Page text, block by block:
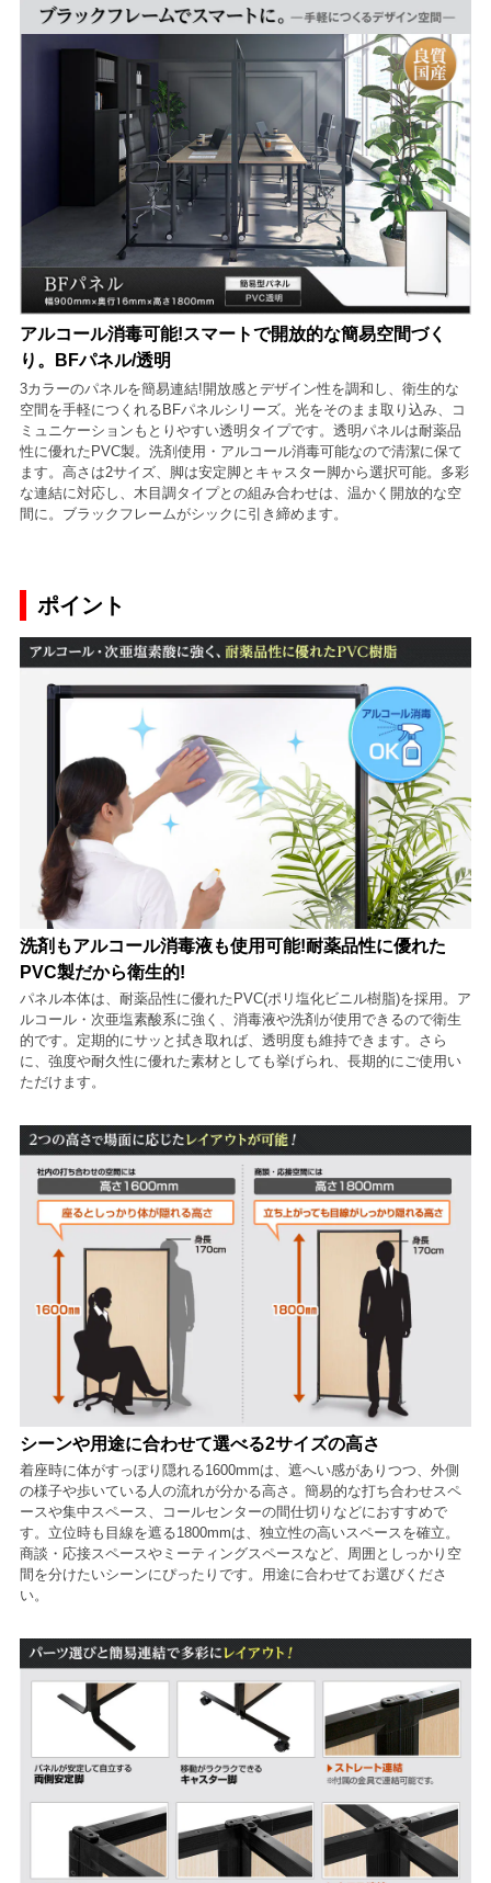
アルコール消毒可能!スマートで開放的な簡易空間づく
り。BFパネル/透明
3カラーのパネルを簡易連結!開放感とデザイン性を調和し、衛生的な
空間を手軽につくれるBFパネルシリーズ。光をそのまま取り込み、コ
ミュニケーションもとりやすい透明タイプです。透明パネルは耐薬品
性に優れたPVC製。洗剤使用・アルコール消毒可能なので清潔に保て
ます。高さは2サイズ、脚は安定脚とキャスター脚から選択可能。多彩
な連結に対応し、木目調タイプとの組み合わせは、温かく開放的な空
間に。ブラックフレームがシックに引き締めます。
ポイント
洗剤もアルコール消毒液も使用可能!耐薬品性に優れた
PVC製だから衛生的!
パネル本体は、耐薬品性に優れたPVC(ポリ塩化ビニル樹脂)を採用。ア
ルコール・次亜塩素酸系に強く、消毒液や洗剤が使用できるので衛生
的です。定期的にサッと拭き取れば、透明度も維持できます。さら
に、強度や耐久性に優れた素材としても挙げられ、長期的にご使用い
ただけます。
シーンや用途に合わせて選べる2サイズの高さ
着座時に体がすっぽり隠れる1600mmは、遮へい感がありつつ、外側
の様子や歩いている人の流れが分かる高さ。簡易的な打ち合わせスペ
ースや集中スペース、コールセンターの間仕切りなどにおすすめで
す。立位時も目線を遮る1800mmは、独立性の高いスペースを確立。
商談・応接スペースやミーティングスペースなど、周囲としっかり空
間を分けたいシーンにぴったりです。用途に合わせてお選びくださ
い。